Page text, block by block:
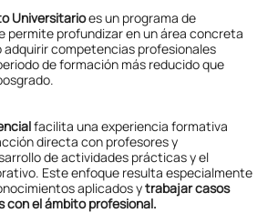
Universitarioes un programa de
permite profundizar en un área concreta
competencias profesionales
de formación más reducido que
facilita una experiencia formativa
directa con profesores y
de actividades prácticas y el
Este enfoque resulta especialmente
aplicados ytrabajar casos
con el ámbito profesional.